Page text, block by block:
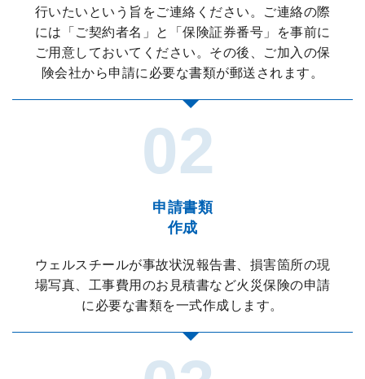
行いたいという旨をご連絡ください。ご連絡の際
には「ご契約者名」と「保険証券番号」を事前に
ご用意しておいてください。その後、ご加入の保
険会社から申請に必要な書類が郵送されます。
申請書類
作成
ウェルスチールが事故状況報告書、損害箇所の現
場写真、工事費用のお見積書など火災保険の申請
に必要な書類を一式作成します。